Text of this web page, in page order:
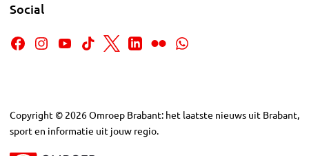
Social
Copyright © 2026Omroep Brabant: het laatste nieuws uit Brabant,
sport en informatie uit jouw regio.